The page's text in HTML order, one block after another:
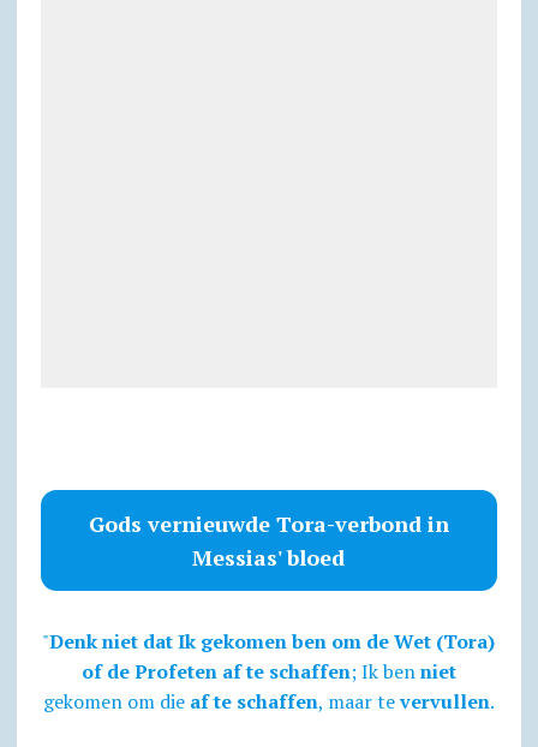
Gods vernieuwde Tora-verbond in
Messias' bloed
"Denk niet dat Ik gekomen ben om de Wet (Tora)
of de Profeten af te schaffen; Ik benniet
gekomen om die af te schaffen, maar tevervullen.